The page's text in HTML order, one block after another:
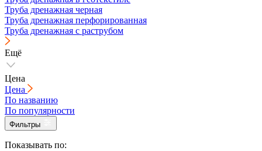
Труба дренажная черная
Труба дренажная перфорированная
Труба дренажная с раструбом
Ещё
Цена
Цена
По названию
По популярности
Фильтры
Показывать по: